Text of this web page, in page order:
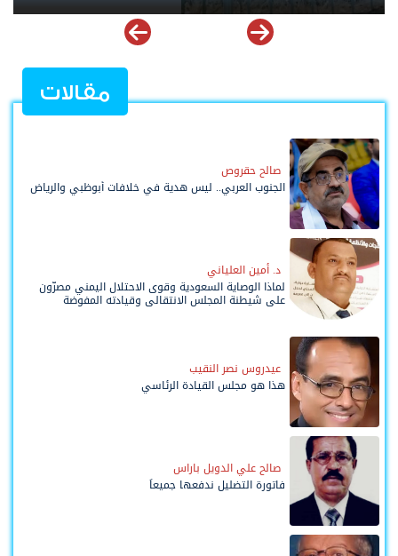
مقالات
صالح حقروص
الجنوب العربي.. ليس هدية في خلافات أبوظبي والرياض
د. أمين العلياني
لماذا الوصاية السعودية وقوى الاحتلال اليمني مصرّون
على شيطنة المجلس الانتقالي وقيادته المفوضة
وحواضنه الشعبية؟
عيدروس نصر النقيب
هذا هو مجلس القيادة الرئاسي
صالح علي الدويل باراس
فاتورة التضليل ندفعها جميعاً